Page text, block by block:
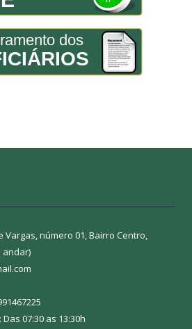
dos
Vargas, número 01, Bairro Centro,
andar)
07:30 as 13:30h